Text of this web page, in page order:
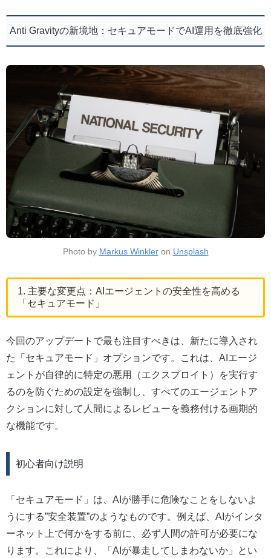
Anti Gravityの新境地：セキュアモードでAI運用を徹底強化
Photo by Markus Winkleron Unsplash
1. 主要な変更点：AIエージェントの安全性を高める
「セキュアモード」
今回のアップデートで最も注目すべきは、新たに導入され
た「セキュアモード」オプションです。これは、AIエージ
ェントが自律的に特定の悪用（エクスプロイト）を実行す
るのを防ぐための設定を強制し、すべてのエージェントア
クションに対して人間によるレビューを義務付ける画期的
な機能です。
初心者向け説明
「セキュアモード」は、AIが勝手に危険なことをしないよ
うにする”安全装置”のようなものです。例えば、AIがインタ
ーネット上で何かをする前に、必ず人間の許可が必要にな
ります。これにより、「AIが暴走してしまわないか」とい